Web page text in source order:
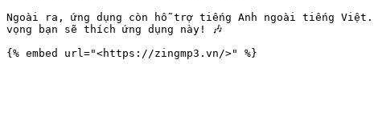
Ngoài ra, ứng dụng còn hỗ trợ tiếng Anh ngoài tiếng
vọng bạn sẽ thích ứng dụng này! 🎶